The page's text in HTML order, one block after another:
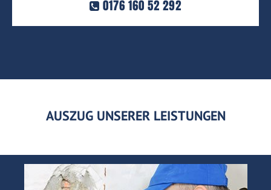
0176 160 52 292
AUSZUG UNSERER LEISTUNGEN